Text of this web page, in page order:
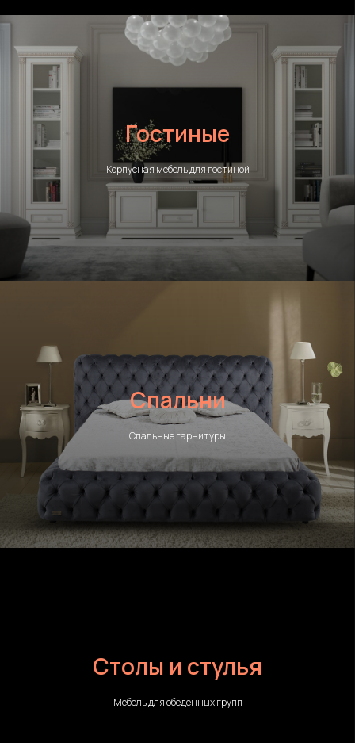
Гостиные
Корпусная мебель для гостиной
Спальни
Спальные гарнитуры
Столы и стулья
Мебель для обеденных групп